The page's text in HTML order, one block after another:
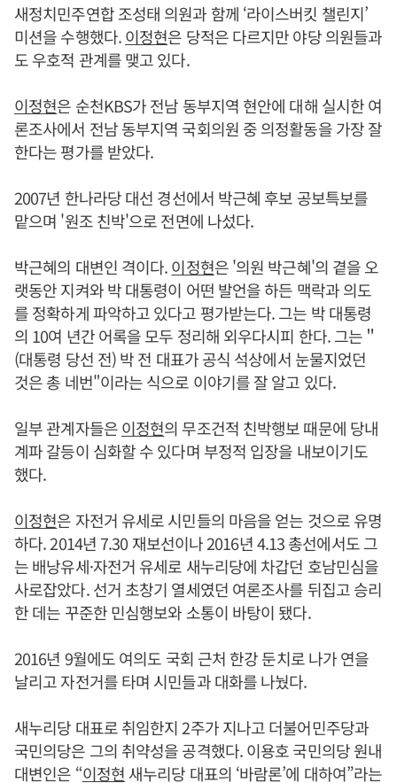
새정치민주연합 조성태 의원과 함께 ‘라이스버킷 챌린지’
미션을 수행했다.이정현은 당적은 다르지만 야당 의원들과
도 우호적 관계를 맺고 있다.
이정현은 순천KBS가 전남 동부지역 현안에 대해 실시한 여
론조사에서 전남 동부지역 국회의원 중 의정활동을 가장 잘
한다는 평가를 받았다.
2007년 한나라당 대선 경선에서 박근혜 후보 공보특보를
맡으며 '원조 친박'으로 전면에 나섰다.
박근혜의 대변인 격이다.이정현은 '의원 박근혜'의 곁을 오
랫동안 지켜와 박 대통령이 어떤 발언을 하든 맥락과 의도
를 정확하게 파악하고 있다고 평가받는다. 그는 박 대통령
의 10여 년간 어록을 모두 정리해 외우다시피 한다. 그는＂
(대통령 당선 전) 박 전 대표가 공식 석상에서 눈물지었던
것은 총 네번"이라는 식으로 이야기를 잘 알고 있다.
일부 관계자들은이정현의 무조건적 친박행보 때문에 당내
계파 갈등이 심화할 수 있다며 부정적 입장을 내보이기도
했다.
이정현은 자전거 유세로 시민들의 마음을 얻는 것으로 유명
하다. 2014년 7.30 재보선이나 2016년 4.13 총선에서도 그
는 배낭유세·자전거 유세로 새누리당에 차갑던 호남민심을
사로잡았다. 선거 초창기 열세였던 여론조사를 뒤집고 승리
한 데는 꾸준한 민심행보와 소통이 바탕이 됐다.
2016년 9월에도 여의도 국회 근처 한강 둔치로 나가 연을
날리고 자전거를 타며 시민들과 대화를 나눴다.
새누리당 대표로 취임한지 2주가 지나고 더불어민주당과
국민의당은 그의 취약성을 공격했다. 이용호 국민의당 원내
대변인은 “이정현 새누리당 대표의 ‘바람론’에 대하여”라는